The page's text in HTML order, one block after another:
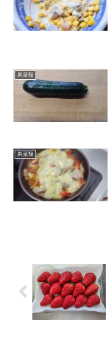
果菜類
果菜類